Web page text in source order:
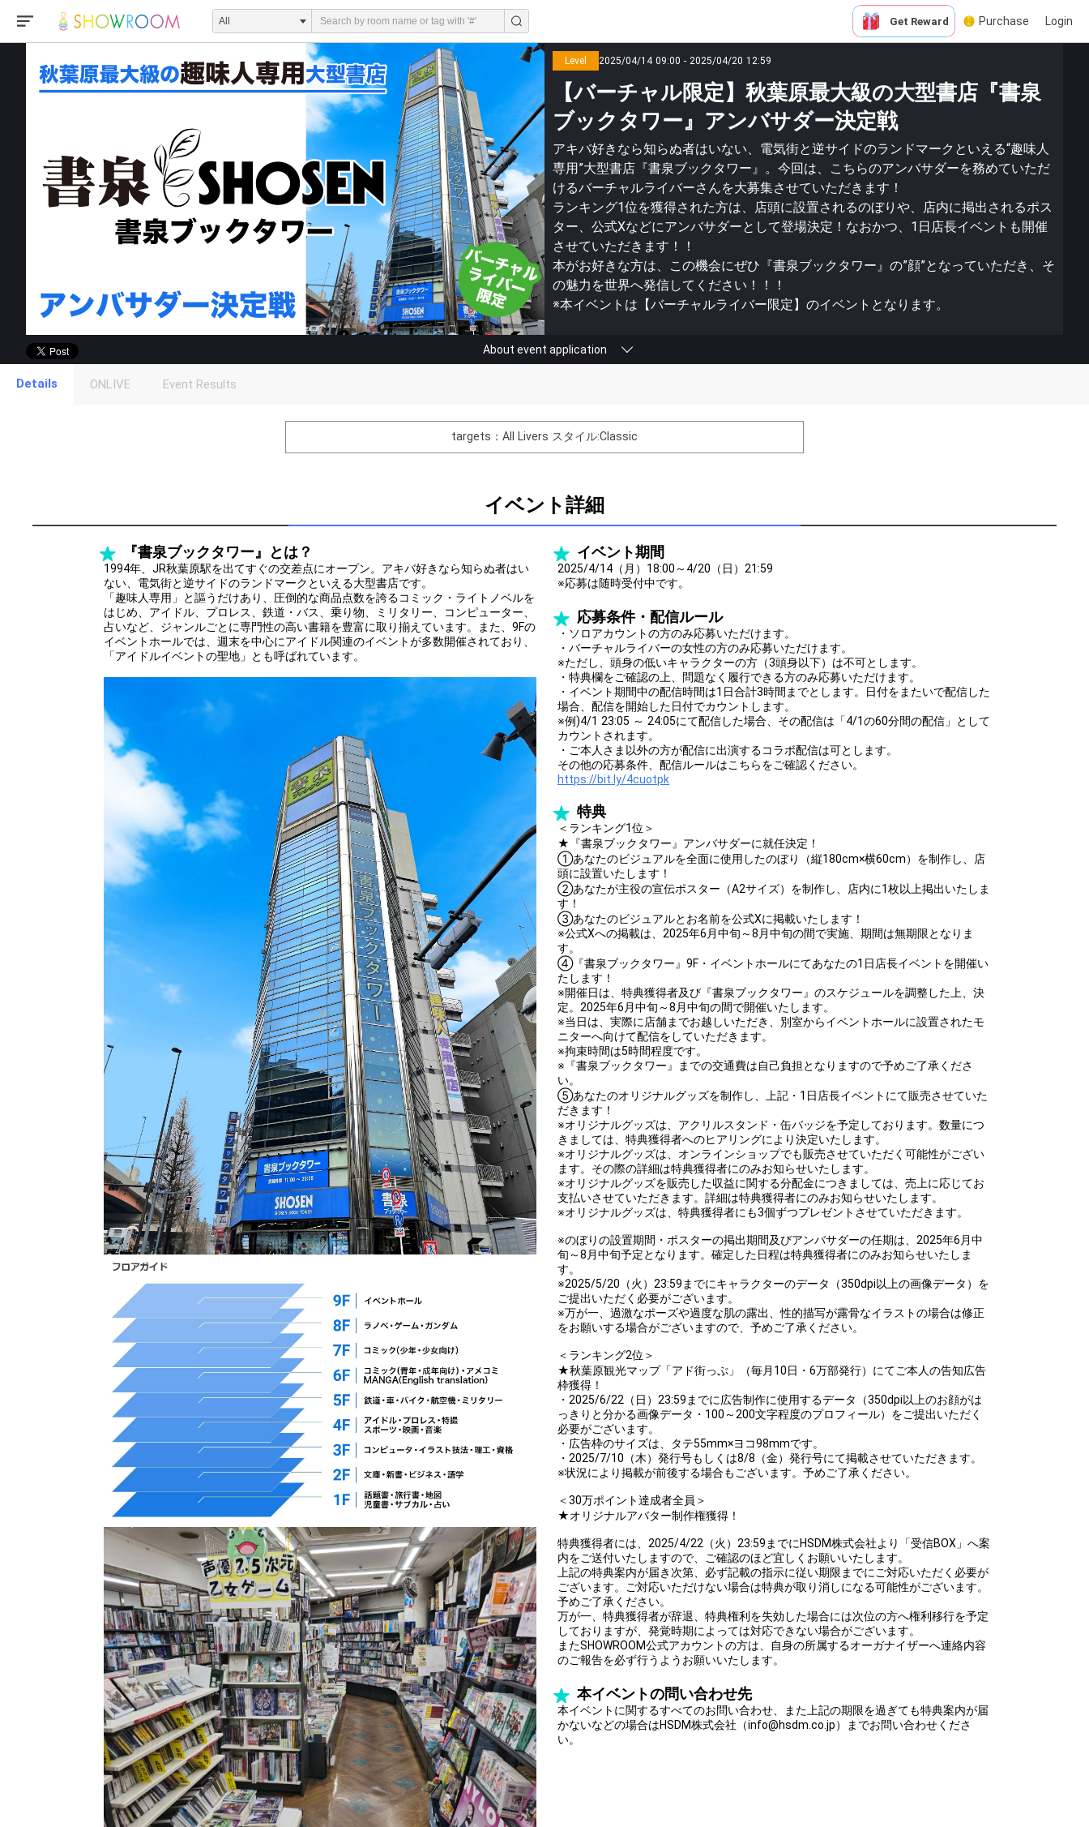
Get Reward Purchase Login
Level 2025/04/14 09:00 - 2025/04/20 12:59
【バーチャル限定】秋葉原最大級の大型書店『書泉
ブックタワー』アンバサダー決定戦
アキバ好きなら知らぬ者はいない、電気街と逆サイドのランドマークといえる“趣味人
専用”大型書店『書泉ブックタワー』。今回は、こちらのアンバサダーを務めていただ
けるバーチャルライバーさんを大募集させていただきます！
ランキング1位を獲得された方は、店頭に設置されるのぼりや、店内に掲出されるポス
ター、公式Xなどにアンバサダーとして登場決定！なおかつ、1日店長イベントも開催
させていただきます！！
本がお好きな方は、この機会にぜひ『書泉ブックタワー』の”顔”となっていただき、そ
の魅力を世界へ発信してください！！！
About event application
Level Points
Event Begins!
Throw gifts to the stage and join the live performance.
First, try throwing free Stars (once a day)! You can also charge Show Gold to purchase gifts
(available from 1 JPY)! When you continue to send gifts to the performer(s), the performer's
popularity ranking and your ranking go up.
To cheer on performers, you can send them gifts.
To send performers paid items, you must use Show Gold.
Comments
You can post comments. Please refrain from posting comments that may offend performers or
Close
Details ONLIVE Event Results
targets：All Livers スタイル:Classic
イベント詳細
『書泉ブックタワー』とは？
1994年、JR秋葉原駅を出てすぐの交差点にオープン。アキバ好きなら知らぬ者はい
ない、電気街と逆サイドのランドマークといえる大型書店です。
「趣味人専用」と謳うだけあり、圧倒的な商品点数を誇るコミック・ライトノベルを
はじめ、アイドル、プロレス、鉄道・バス、乗り物、ミリタリー、コンピューター、
占いなど、ジャンルごとに専門性の高い書籍を豊富に取り揃えています。また、9Fの
イベントホールでは、週末を中心にアイドル関連のイベントが多数開催されており、
「アイドルイベントの聖地」とも呼ばれています。
イベント期間
2025/4/14（月）18:00～4/20（日）21:59
※応募は随時受付中です。
応募条件・配信ルール
・ソロアカウントの方のみ応募いただけます。
・バーチャルライバーの女性の方のみ応募いただけます。
※ただし、頭身の低いキャラクターの方（3頭身以下）は不可とします。
・特典欄をご確認の上、問題なく履行できる方のみ応募いただけます。
・イベント期間中の配信時間は1日合計3時間までとします。日付をまたいで配信した
場合、配信を開始した日付でカウントします。
※例)4/1 23:05 ～ 24:05にて配信した場合、その配信は「4/1の60分間の配信」として
カウントされます。
・ご本人さま以外の方が配信に出演するコラボ配信は可とします。
その他の応募条件、配信ルールはこちらをご確認ください。
https://bit.ly/4cuotpk
特典
＜ランキング1位＞
★『書泉ブックタワー』アンバサダーに就任決定！
①あなたのビジュアルを全面に使用したのぼり（縦180cm×横60cm）を制作し、店
頭に設置いたします！
②あなたが主役の宣伝ポスター（A2サイズ）を制作し、店内に1枚以上掲出いたしま
す！
③あなたのビジュアルとお名前を公式Xに掲載いたします！
※公式Xへの掲載は、2025年6月中旬～8月中旬の間で実施、期間は無期限となりま
す。
④『書泉ブックタワー』9F・イベントホールにてあなたの1日店長イベントを開催い
たします！
※開催日は、特典獲得者及び『書泉ブックタワー』のスケジュールを調整した上、決
定。2025年6月中旬～8月中旬の間で開催いたします。
※当日は、実際に店舗までお越しいただき、別室からイベントホールに設置されたモ
ニターへ向けて配信をしていただきます。
※拘束時間は5時間程度です。
※『書泉ブックタワー』までの交通費は自己負担となりますので予めご了承くださ
い。
⑤あなたのオリジナルグッズを制作し、上記・1日店長イベントにて販売させていた
だきます！
※オリジナルグッズは、アクリルスタンド・缶バッジを予定しております。数量につ
きましては、特典獲得者へのヒアリングにより決定いたします。
※オリジナルグッズは、オンラインショップでも販売させていただく可能性がござい
ます。その際の詳細は特典獲得者にのみお知らせいたします。
※オリジナルグッズを販売した収益に関する分配金につきましては、売上に応じてお
支払いさせていただきます。詳細は特典獲得者にのみお知らせいたします。
※オリジナルグッズは、特典獲得者にも3個ずつプレゼントさせていただきます。
※のぼりの設置期間・ポスターの掲出期間及びアンバサダーの任期は、2025年6月中
旬～8月中旬予定となります。確定した日程は特典獲得者にのみお知らせいたしま
す。
※2025/5/20（火）23:59までにキャラクターのデータ（350dpi以上の画像データ）を
ご提出いただく必要がございます。
※万が一、過激なポーズや過度な肌の露出、性的描写が露骨なイラストの場合は修正
をお願いする場合がございますので、予めご了承ください。
＜ランキング2位＞
★秋葉原観光マップ「アド街っぷ」（毎月10日・6万部発行）にてご本人の告知広告
枠獲得！
・2025/6/22（日）23:59までに広告制作に使用するデータ（350dpi以上のお顔がは
っきりと分かる画像データ・100～200文字程度のプロフィール）をご提出いただく
必要がございます。
・広告枠のサイズは、タテ55mm×ヨコ98mmです。
・2025/7/10（木）発行号もしくは8/8（金）発行号にて掲載させていただきます。
※状況により掲載が前後する場合もございます。予めご了承ください。
＜30万ポイント達成者全員＞
★オリジナルアバター制作権獲得！
特典獲得者には、2025/4/22（火）23:59までにHSDM株式会社より「受信BOX」へ案
内をご送付いたしますので、ご確認のほど宜しくお願いいたします。
上記の特典案内が届き次第、必ず記載の指示に従い期限までにご対応いただく必要が
ございます。ご対応いただけない場合は特典が取り消しになる可能性がございます。
予めご了承ください。
万が一、特典獲得者が辞退、特典権利を失効した場合には次位の方へ権利移行を予定
しておりますが、発覚時期によっては対応できない場合がございます。
またSHOWROOM公式アカウントの方は、自身の所属するオーガナイザーへ連絡内容
のご報告を必ず行うようお願いいたします。
本イベントの問い合わせ先
本イベントに関するすべてのお問い合わせ、また上記の期限を過ぎても特典案内が届
かないなどの場合はHSDM株式会社（info@hsdm.co.jp）までお問い合わせくださ
い。